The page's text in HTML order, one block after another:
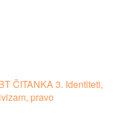
ČITANKA 3. Identiteti,
pravo